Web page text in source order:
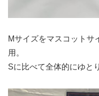
Mサイズをマスコットサ
用。
Sに比べて全体的にゆと